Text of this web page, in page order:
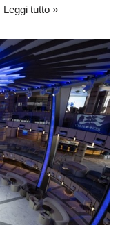
Leggi tutto »